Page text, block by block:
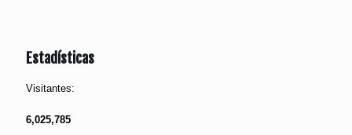
Estadísticas
Visitantes:
6,025,785